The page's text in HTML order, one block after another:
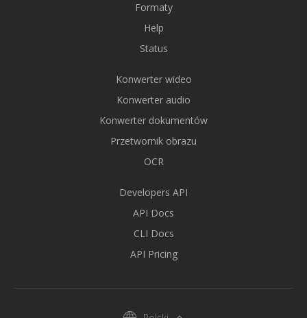
Formaty
Help
Status
Konwerter wideo
Konwerter audio
Konwerter dokumentów
Przetwornik obrazu
OCR
Developers API
API Docs
CLI Docs
API Pricing